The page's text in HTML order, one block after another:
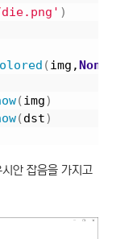
)
(img,None
(img)
(dst)
시안 잡음을 가지고